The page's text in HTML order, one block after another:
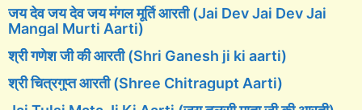
जय देव जय देव जय मंगल मूर्ति आरती (Jai Dev Jai Dev Jai
Mangal Murti Aarti)
श्री गणेश जी की आरती (Shri Ganesh ji ki aarti)
श्री चित्रगुप्त आरती (Shree Chitragupt Aarti)